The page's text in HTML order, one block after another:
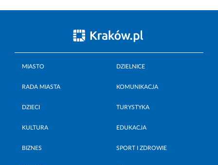
MIASTO DZIELNICE
RADA MIASTA KOMUNIKACJA
DZIECI TURYSTYKA
KULTURA EDUKACJA
BIZNES SPORT I ZDROWIE